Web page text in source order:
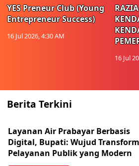
YES Preneur Club (Young
Entrepreneur Success)
16 Jul 2026, 4:30 AM
16 Jul
Berita Terkini
Layanan Air Prabayar Berbasis
Digital, Bupati: Wujud
Pelayanan Publik yang Modern